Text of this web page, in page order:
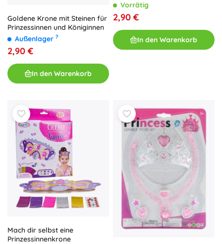
Goldene Krone mit Steinen für
Prinzessinnen und Königinnen
Außenlager ?
2,90 €
In den Warenkorb
Vorrätig
2,90 €
In den Warenkorb
Mach dir selbst eine
Prinzessinnenkrone